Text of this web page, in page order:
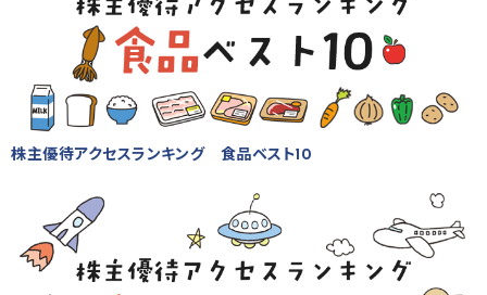
株主優待アクセスランキング 食品ベスト10